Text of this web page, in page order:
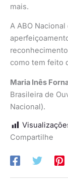
mais.
A ABO
como tem feito
Maria Inês
Brasileira de
Nacional).
Compartilhe